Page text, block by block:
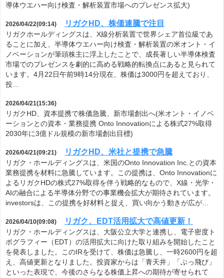
導体ウエハー向け検査・解析装置市場へのプレゼンス拡大)
2026/04/22(09:14) リガクHD、株価連騰で注目
リガクホールディングスは、X線分析装置で世界シェア首位級であ
ることに加え、半導体ウエハー向け検査・解析装置の米オント・イ
ノベーションが筆頭株主に浮上したことで、成長著しい半導体検査
市場でのプレゼンスを劇的に高める戦略的転換点にあると見られて
います。4月22日午前9時14分現在、株価は3000円を超えており、
投…
2026/04/21(15:36)
リガクHD、資本提携で株価急騰、新市場創出へ(米オント・イノベ
ーションとの資本・業務提携 Onto Innovationによる株式27%取得
2030年に3億ドル規模の新市場創出目標)
2026/04/21(09:21) リガクHD、米社と提携で急騰
リガク・ホールディングスは、米国のOnto Innovation Inc.との資本
業務提携を材料に急騰しています。この提携は、Onto Innovationに
よるリガクHDの株式27%取得を伴う戦略的なもので、X線・光学・
AIの融合による半導体分野での事業機会拡大が期待されています。
investorsは、この提携を好材料と捉え、買い向かう動きが広が…
2026/04/10(09:08) リガク、EDT活用拡大で高値更新！
リガク・ホールディングスは、大阪公立大学と連携し、電子密度ト
ポグラフィー（EDT）の活用拡大に向けた取り組みを開始したこと
を発表しました。このIRを受けて、株価は急騰し、一時2600円を超
え、高値更新となりました。投資家からは「青天井」「ぶっ飛び」
といった表現で、今後のさらなる株価上昇への期待が寄せられて